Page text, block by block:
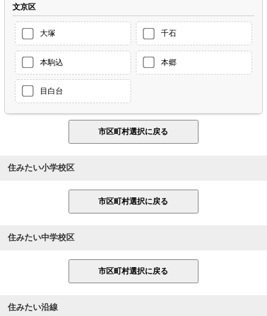
文京区
大塚 千石
本駒込 本郷
目白台
住みたい小学校区
住みたい中学校区
住みたい沿線